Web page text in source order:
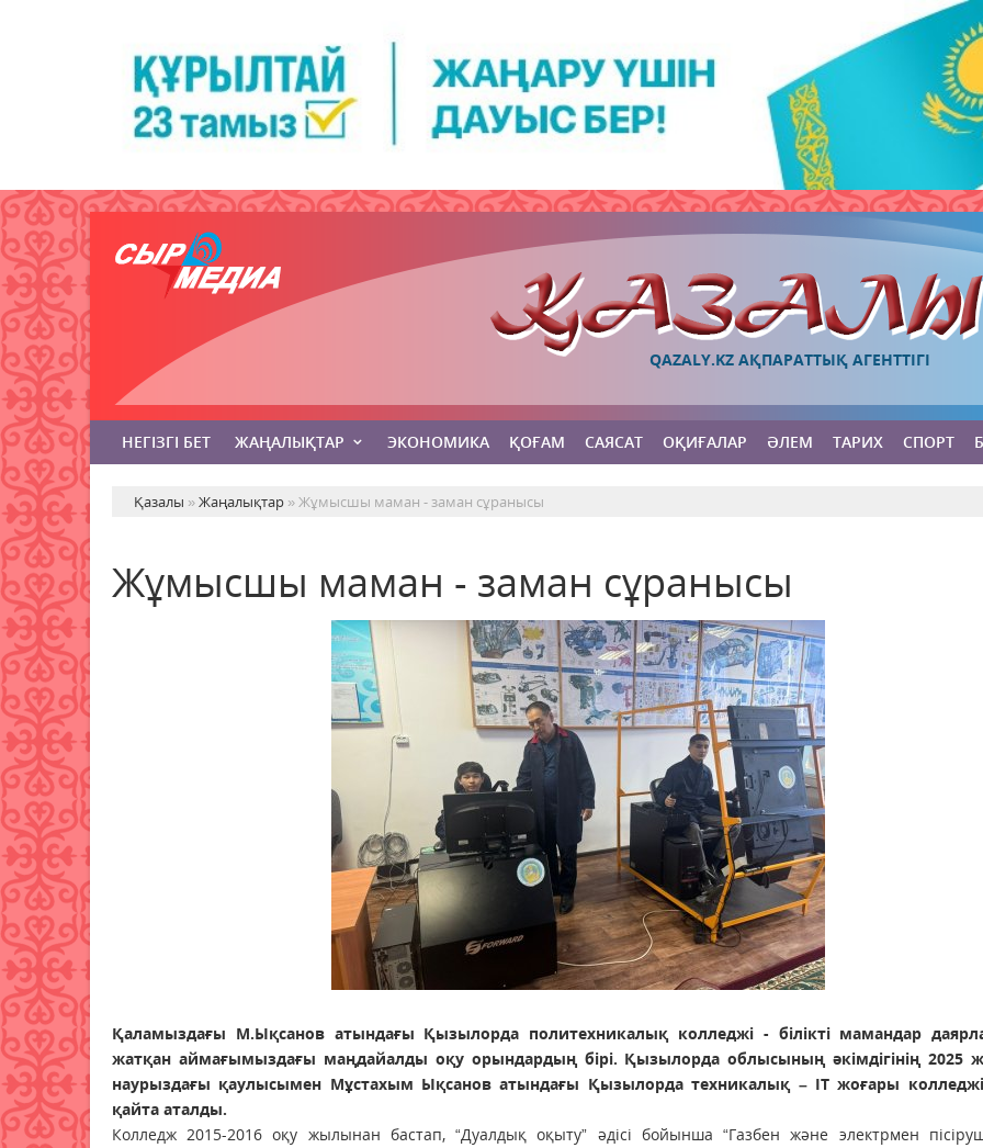
QAZALY.KZ АҚПАРАТТЫҚ АГЕНТТІГІ
НЕГІЗГІ БЕТ ЖАҢАЛЫҚТАР ЭКОНОМИКА ҚОҒАМ САЯСАТ ОҚИҒАЛАР ӘЛЕМ ТАРИХ СПОРТ
Қазалы »Жаңалықтар » Жұмысшы маман - заман сұранысы
Жұмысшы маман - заман сұранысы
Қаламыздағы М.Ықсанов атындағы Қызылорда политехникалық колледжі - білікті мамандар
жатқан аймағымыздағы маңдайалды оқу орындардың бірі. Қызылорда облысының әкімдігінің 2025
наурыздағы қаулысымен Мұстахым Ықсанов атындағы Қызылорда техникалық – ІТ жоғары
қайта аталды.
Колледж 2015-2016 оқу жылынан бастап, “Дуалдық оқыту” әдісі бойынша “Газбен және электрмен